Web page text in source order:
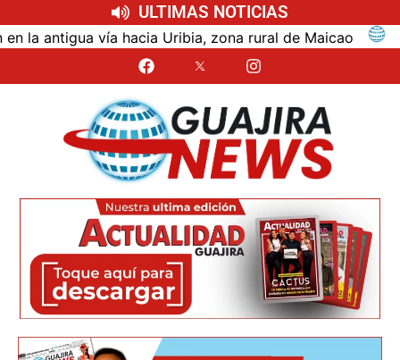
ULTIMAS NOTICIAS
vía hacia Uribia, zona rural de Maicao